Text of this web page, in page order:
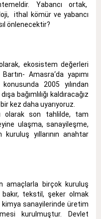
Yabancı ortak,
ithal kömür ve yabancı
önlenecektir?
ekosistem değerleri
Amasra‘da yapımı
2005 yılından
bağımlılığı kaldıracağız
kez daha uyarıyoruz.
olarak son tahlilde, tam
ulaşma, sanayileşme,
yıllarının anahtar
amaçlarla birçok kuruluş
tekstil, şeker olmak
kimya sanayilerinde üretim
kurulmuştur. Devlet